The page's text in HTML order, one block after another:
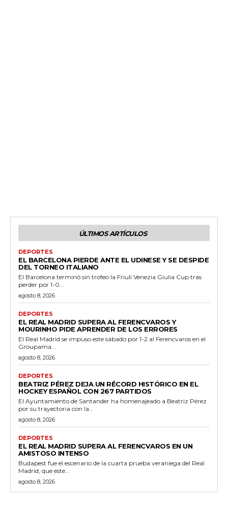
ÚLTIMOS ARTÍCULOS
DEPORTES
EL BARCELONA PIERDE ANTE EL UDINESE Y SE DESPIDE
DEL TORNEO ITALIANO
El Barcelona terminó sin trofeo la Friuli Venezia Giulia Cup tras
perder por 1-0...
agosto 8, 2026
DEPORTES
EL REAL MADRID SUPERA AL FERENCVAROS Y
MOURINHO PIDE APRENDER DE LOS ERRORES
El Real Madrid se impuso este sábado por 1-2 al Ferencvaros en el
Groupama...
agosto 8, 2026
DEPORTES
BEATRIZ PÉREZ DEJA UN RÉCORD HISTÓRICO EN EL
HOCKEY ESPAÑOL CON 267 PARTIDOS
El Ayuntamiento de Santander ha homenajeado a Beatriz Pérez
por su trayectoria con la...
agosto 8, 2026
DEPORTES
EL REAL MADRID SUPERA AL FERENCVAROS EN UN
AMISTOSO INTENSO
Budapest fue el escenario de la cuarta prueba veraniega del Real
Madrid, que este...
agosto 8, 2026